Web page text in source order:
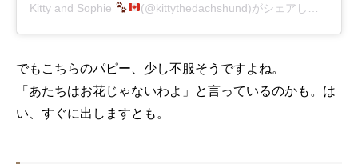
Kitty and Sophie (@kittythedachshund)がシェアした投稿
でもこちらのパピー、少し不服そうですよね。
「あたちはお花じゃないわよ」と言っているのかも。は
い、すぐに出しますとも。